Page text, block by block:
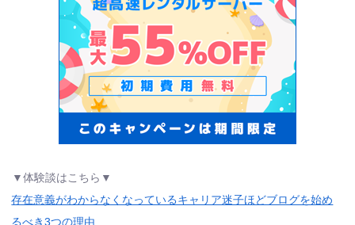
▼体験談はこちら▼
存在意義がわからなくなっているキャリア迷子ほどブログを始め
るべき3つの理由